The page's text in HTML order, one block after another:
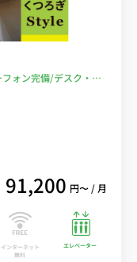
フォン完備/デスク・チ
浜まで乗換なしでア
91,200 円〜 / 月
インターネット
無料
エレベーター